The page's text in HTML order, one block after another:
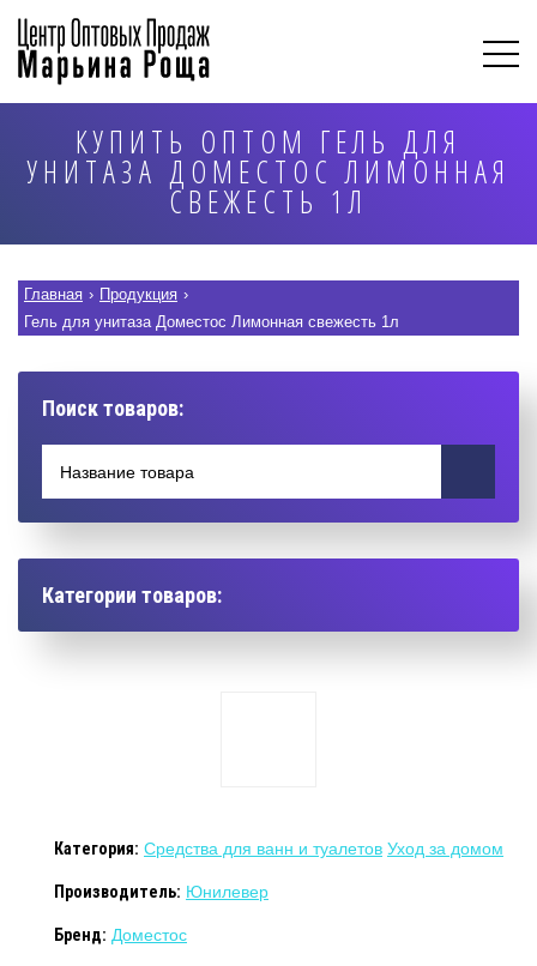
КУПИТЬ ОПТОМ ГЕЛЬ ДЛЯ
УНИТАЗА ДОМЕСТОС ЛИМОННАЯ
СВЕЖЕСТЬ 1Л
Главная › Продукция ›
Гель для унитаза Доместос Лимонная свежесть 1л
Поиск товаров:
Категории товаров:
Категория: Средства для ванн и туалетов Уход за домом
Производитель: Юнилевер
Бренд: Доместос